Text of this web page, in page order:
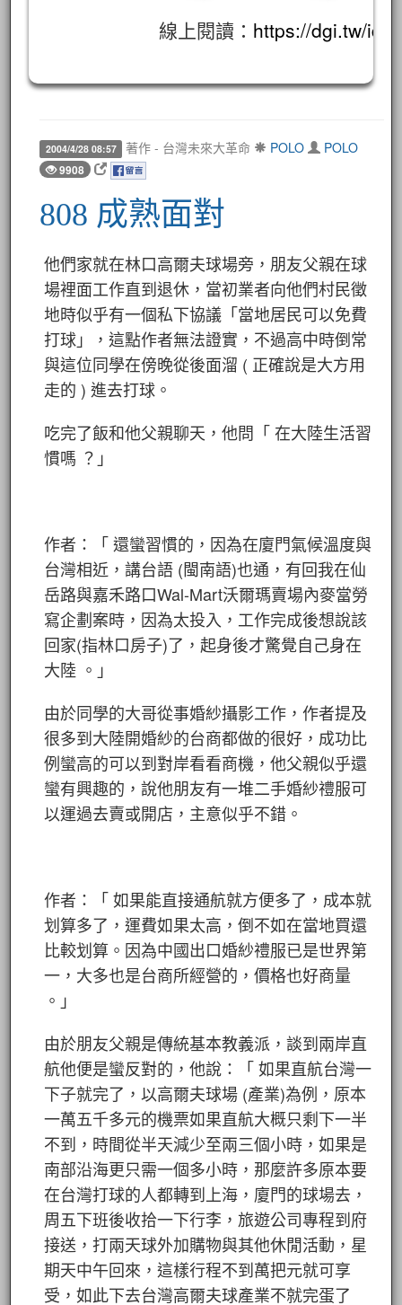
線上閱讀： https://dgi.tw/id/
2004/4/28 08:57 著作 - 台灣未來大革命 POLO POLO
9908
808 成熟面對
他們家就在林口高爾夫球場旁，朋友父親在球
場裡面工作直到退休，當初業者向他們村民徵
地時似乎有一個私下協議「當地居民可以免費
打球」，這點作者無法證實，不過高中時倒常
與這位同學在傍晚從後面溜 ( 正確說是大方用
走的 ) 進去打球。
吃完了飯和他父親聊天，他問「 在大陸生活習
慣嗎 ？」
作者：「 還蠻習慣的，因為在廈門氣候溫度與
台灣相近，講台語 (閩南語)也通，有回我在仙
岳路與嘉禾路口Wal-Mart沃爾瑪賣場內麥當勞
寫企劃案時，因為太投入，工作完成後想說該
回家(指林口房子)了，起身後才驚覺自己身在
大陸 。」
由於同學的大哥從事婚紗攝影工作，作者提及
很多到大陸開婚紗的台商都做的很好，成功比
例蠻高的可以到對岸看看商機，他父親似乎還
蠻有興趣的，說他朋友有一堆二手婚紗禮服可
以運過去賣或開店，主意似乎不錯。
作者：「 如果能直接通航就方便多了，成本就
划算多了，運費如果太高，倒不如在當地買還
比較划算。因為中國出口婚紗禮服已是世界第
一，大多也是台商所經營的，價格也好商量
。」
由於朋友父親是傳統基本教義派，談到兩岸直
航他便是蠻反對的，他說：「 如果直航台灣一
下子就完了，以高爾夫球場 (產業)為例，原本
一萬五千多元的機票如果直航大概只剩下一半
不到，時間從半天減少至兩三個小時，如果是
南部沿海更只需一個多小時，那麼許多原本要
在台灣打球的人都轉到上海，廈門的球場去，
周五下班後收拾一下行李，旅遊公司專程到府
接送，打兩天球外加購物與其他休閒活動，星
期天中午回來，這樣行程不到萬把元就可享
受，如此下去台灣高爾夫球產業不就完蛋了